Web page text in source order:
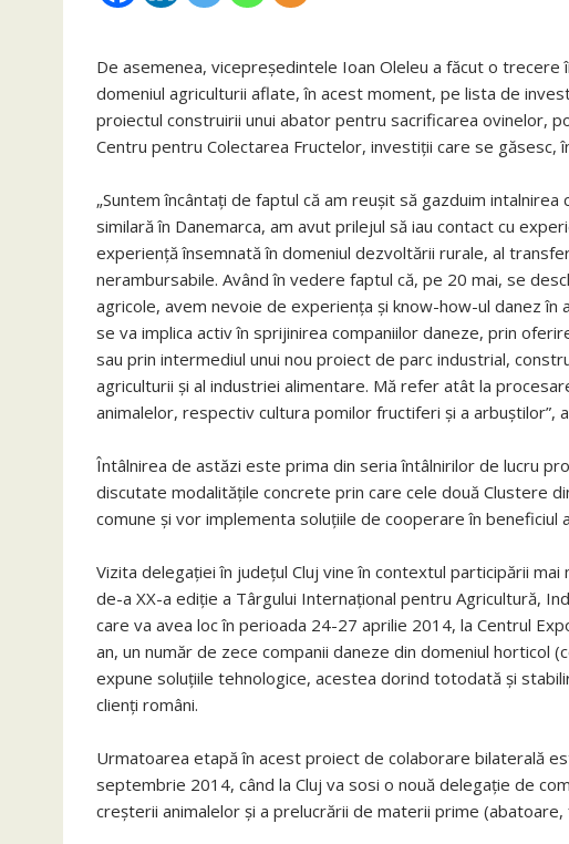
De asemenea, vicepreşedintele Ioan Oleleu a făcut o
domeniul agriculturii aflate, în acest moment, pe lista de
proiectul construirii unui abator pentru sacrificarea ovinelor,
Centru pentru Colectarea Fructelor, investiţii care se găsesc,
„Suntem încântaţi de faptul că am reuşit să gazduim
similară în Danemarca, am avut prilejul să iau contact cu
experienţă însemnată în domeniul dezvoltării rurale, al
nerambursabile. Având în vedere faptul că, pe 20 mai, se
agricole, avem nevoie de experienţa şi know-how-ul danez în
se va implica activ în sprijinirea companiilor daneze, prin
sau prin intermediul unui nou proiect de parc industrial,
agriculturii şi al industriei alimentare. Mă refer atât la
animalelor, respectiv cultura pomilor fructiferi şi a arbuştilor”,
Întâlnirea de astăzi este prima din seria întâlnirilor de lucru
discutate modalităţile concrete prin care cele două Clustere
comune şi vor implementa soluţiile de cooperare în beneficiul
Vizita delegaţiei în judeţul Cluj vine în contextul participării
de-a XX-a ediţie a Târgului Internaţional pentru Agricultură,
care va avea loc în perioada 24-27 aprilie 2014, la Centrul
an, un număr de zece companii daneze din domeniul horticol
expune soluţiile tehnologice, acestea dorind totodată şi
clienţi români.
Urmatoarea etapă în acest proiect de colaborare bilaterală
septembrie 2014, când la Cluj va sosi o nouă delegaţie de
creşterii animalelor şi a prelucrării de materii prime